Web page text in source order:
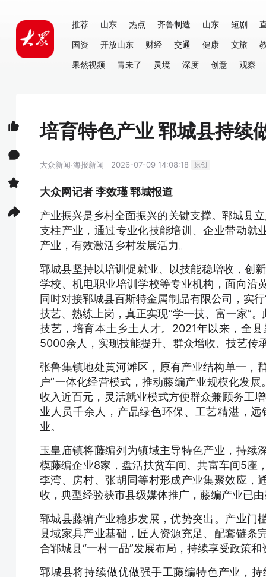
推荐 山东 热点 齐鲁制造 山东 短剧
国资
开放山东 财经 交通 健康 文旅
果然视频
青未了 灵境 深度 创意 观察
培育特色产业 郓城县持续
大众新闻·海报新闻 2026-07-09 14:08:18 原创
大众网记者 李效瑾 郓城报道
产业振兴是乡村全面振兴的关键支撑。郓城县
支柱产业，通过专业化技能培训、企业带动就
产业，有效激活乡村发展活力。
郓城县坚持以培训促就业、以技能稳增收，创
学校、机电职业培训学校等专业机构，面向沿
同时对接郓城县百斯特金属制品有限公司，实
技艺、熟练上岗，真正实现“学一技、富一家”
技艺，培育本土乡土人才。2021年以来，全
5000余人，实现技能提升、群众增收、技艺传
张鲁集镇地处黄河滩区，原有产业结构单一，
户”一体化经营模式，推动藤编产业规模化发
收入近百元，灵活就业模式方便群众兼顾务工
业人员千余人，产品绿色环保、工艺精湛，
业。
玉皇庙镇将藤编列为镇域主导特色产业，持续
模藤编企业8家，盘活扶贫车间、共富车间5座
李湾、房村、张胡同等村形成产业集聚效应，
收，典型经验获市县级媒体推广，藤编产业已
郓城县藤编产业稳步发展，优势突出。产业门
县域家具产业基础，匠人资源充足、配套链条
合郓城县“一村一品”发展布局，持续享受政策
郓城县将持续做优做强手工藤编特色产业，